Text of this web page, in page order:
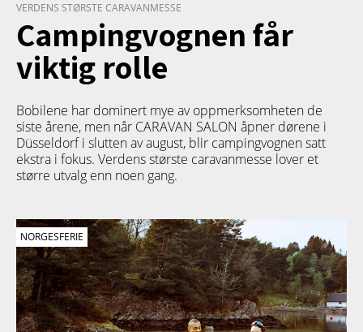
VERDENS STØRSTE CARAVANMESSE
Campingvognen får
viktig rolle
Bobilene har dominert mye av oppmerksomheten de
siste årene, men når CARAVAN SALON åpner dørene i
Düsseldorf i slutten av august, blir campingvognen satt
ekstra i fokus. Verdens største caravanmesse lover et
større utvalg enn noen gang.
NORGESFERIE